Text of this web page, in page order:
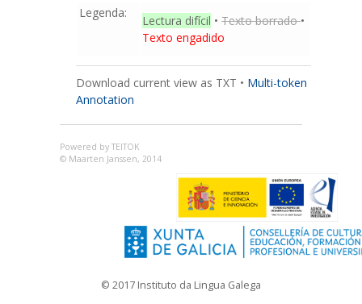
Legenda:
Lectura difícil • Texto borrado •
Texto engadido
Download current view as TXT • Multi-token
Annotation
Powered by TEITOK
© Maarten Janssen, 2014
© 2017 Instituto da Lingua Galega